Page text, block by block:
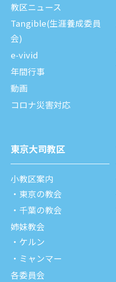
教区ニュース
Tangible(生涯養成委員
会)
e-vivid
年間⾏事
動画
コロナ災害対応
東京⼤司教区
⼩教区案内
東京の教会
千葉の教会
姉妹教会
ケルン
ミャンマー
各委員会